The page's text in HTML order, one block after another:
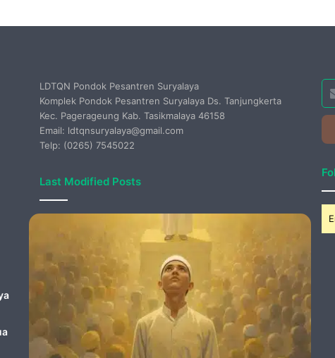
LDTQN Pondok Pesantren Suryalaya
Komplek Pondok Pesantren Suryalaya Ds. Tanjungkerta
Kec. Pagerageung Kab. Tasikmalaya 46158
Email: ldtqnsuryalaya@gmail.com
Telp: (0265) 7545022
Last Modified Posts